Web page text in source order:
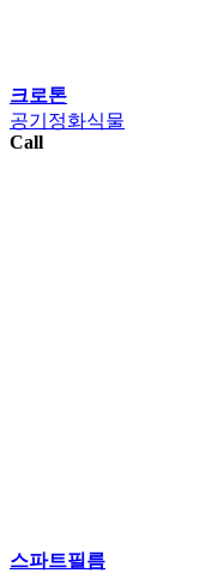
크로톤
공기정화식물
Call
스파트필름